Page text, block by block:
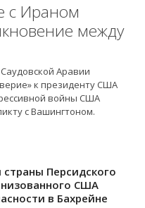
с Ираном
между
Аравии
к президенту США
войны США
с Вашингтоном.
Персидского
США
в Бахрейне